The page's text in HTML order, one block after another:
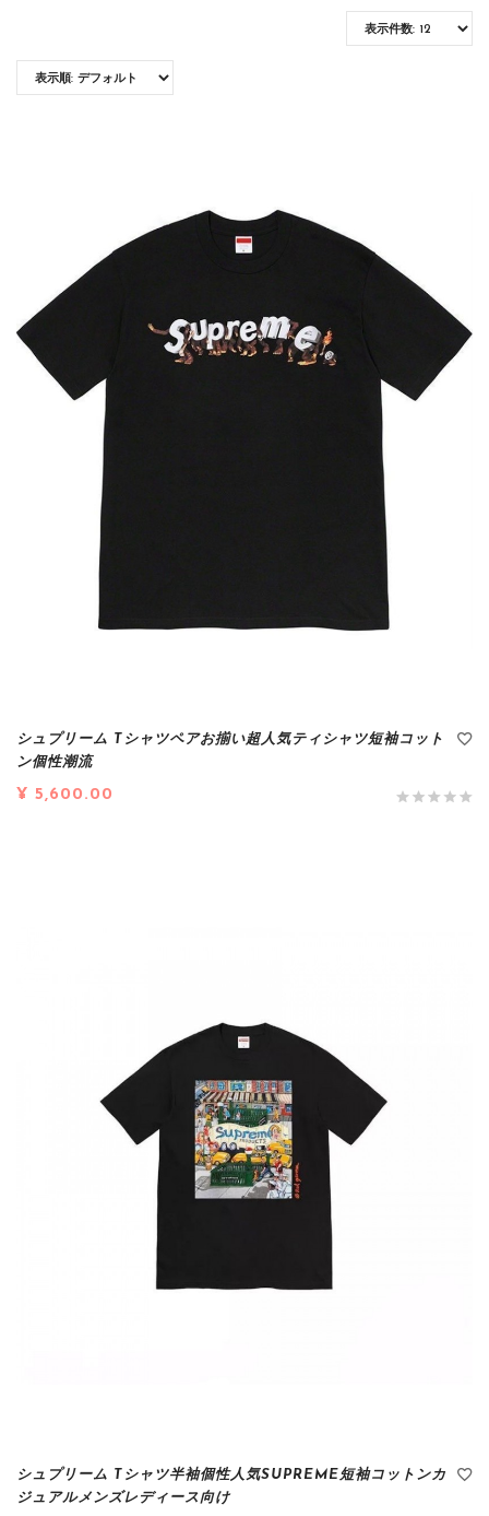
シュプリーム Tシャツペアお揃い超人気ティシャツ短袖コット
ン個性潮流
¥ 5,600.00
シュプリーム Tシャツ半袖個性人気SUPREME短袖コットンカ
ジュアルメンズレディース向け